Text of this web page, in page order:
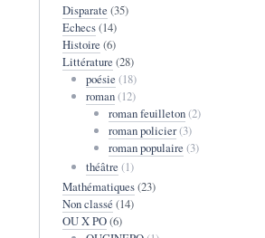
Disparate (35)
Echecs(14)
Histoire (6)
Littérature (28)
poésie (18)
roman(12)
roman feuilleton(2)
roman policier(3)
roman populaire (3)
théâtre (1)
Mathématiques(23)
Non classé (14)
OU X PO(6)